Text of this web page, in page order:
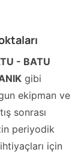
- BATU
gibi
ekipman ve
sonrası
periyodik
için